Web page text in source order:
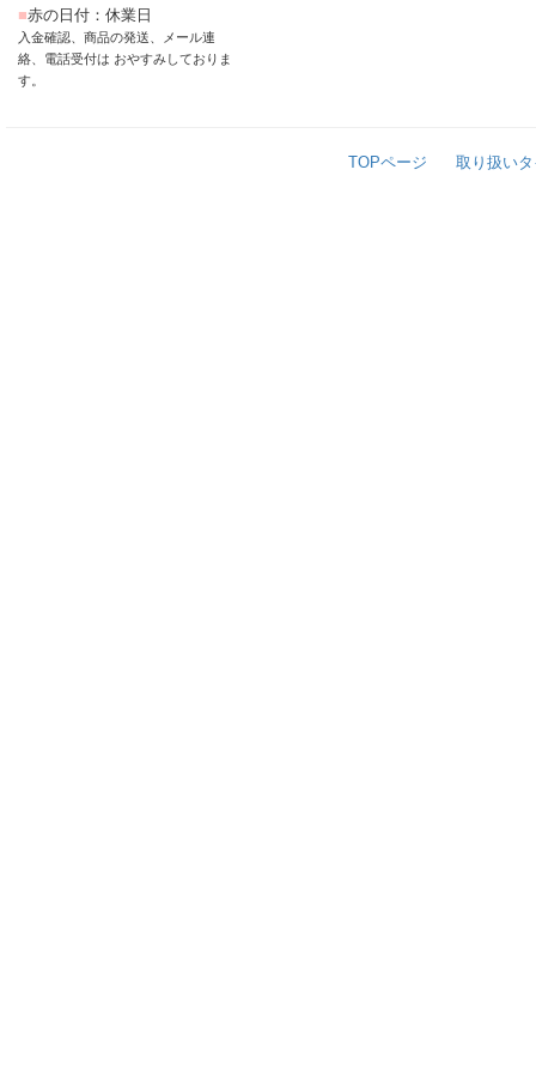
■赤の日付：休業日
入金確認、商品の発送、メール連
絡、電話受付は おやすみしておりま
す。
TOPページ 取り扱い